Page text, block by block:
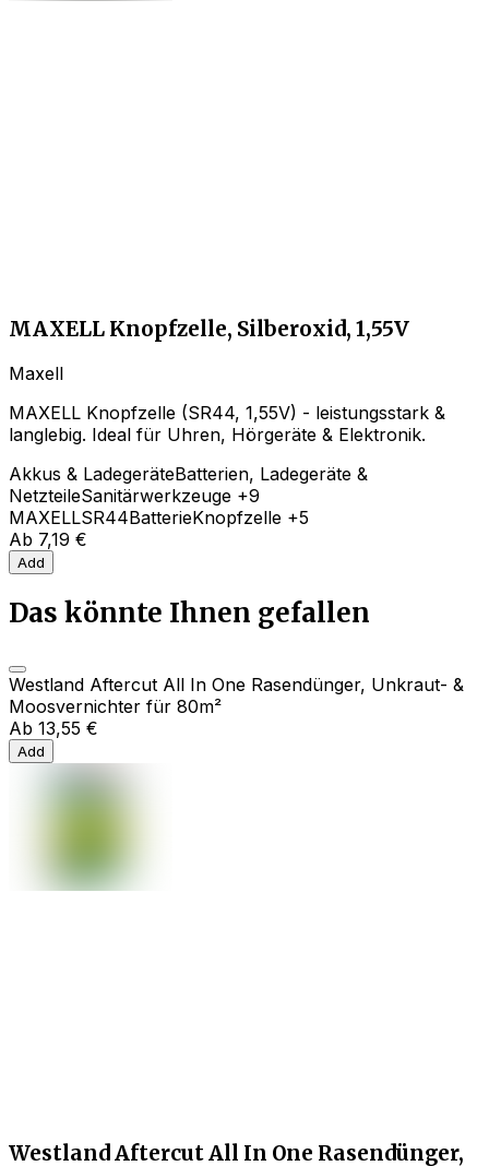
MAXELL Knopfzelle, Silberoxid, 1,55V
Maxell
MAXELL Knopfzelle (SR44, 1,55V) - leistungsstark &
langlebig. Ideal für Uhren, Hörgeräte & Elektronik.
Akkus & LadegeräteBatterien, Ladegeräte &
NetzteileSanitärwerkzeuge +9
MAXELLSR44BatterieKnopfzelle +5
Ab 7,19 €
Add
Das könnte Ihnen gefallen
Westland Aftercut All In One Rasendünger, Unkraut- &
Moosvernichter für 80m²
Ab 13,55 €
Add
Westland Aftercut All In One Rasendünger,